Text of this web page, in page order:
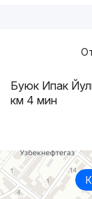
Буюк Ипак
км 4 мин